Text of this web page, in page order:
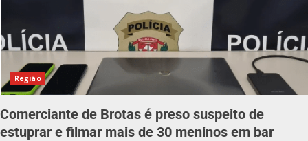
Região
Comerciante de Brotas é preso suspeito de
estuprar e filmar mais de 30 meninos em bar